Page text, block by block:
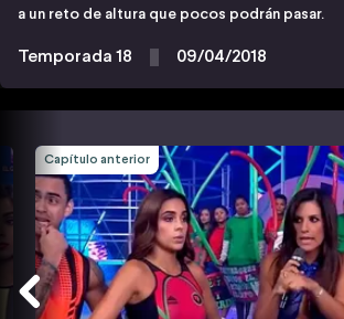
a un reto de altura que pocos podrán pasar.
Temporada 18 09/04/2018
Capítulo anterior